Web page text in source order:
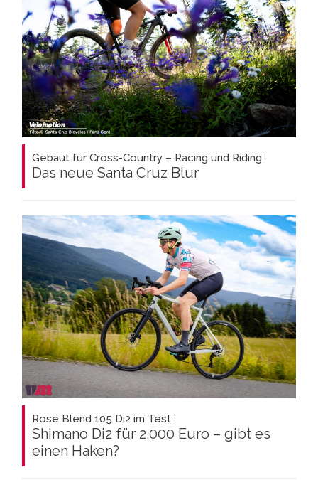
Gebaut für Cross-Country – Racing und Riding:
Das neue Santa Cruz Blur
Rose Blend 105 Di2 im Test:
Shimano Di2 für 2.000 Euro – gibt es
einen Haken?